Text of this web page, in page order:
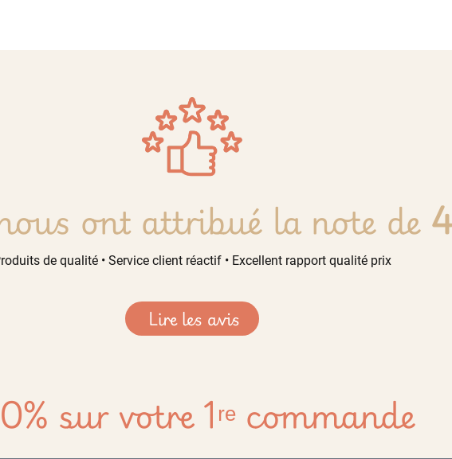
ont attribué la note de
de qualité • Service client réactif • Excellent rapport qualité prix
Lire les avis
sur votre 1ʳᵉ commande